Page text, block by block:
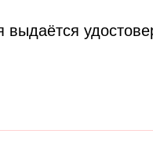
выдаётся